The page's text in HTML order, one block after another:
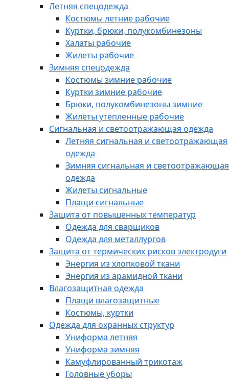
Летняя спецодежда
Костюмы летние рабочие
Куртки, брюки, полукомбинезоны
Халаты рабочие
Жилеты рабочие
Зимняя спецодежда
Костюмы зимние рабочие
Куртки зимние рабочие
Брюки, полукомбинезоны зимние
Жилеты утепленные рабочие
Сигнальная и светоотражающая одежда
Летняя сигнальная и светоотражающая
одежда
Зимняя сигнальная и светоотражающая
одежда
Жилеты сигнальные
Плащи сигнальные
Защита от повышенных температур
Одежда для сварщиков
Одежда для металлургов
Защита от термических рисков электродуги
Энергия из хлопковой ткани
Энергия из арамидной ткани
Влагозащитная одежда
Плащи влагозащитные
Костюмы, куртки
Одежда для охранных структур
Униформа летняя
Униформа зимняя
Камуфлированный трикотаж
Головные уборы